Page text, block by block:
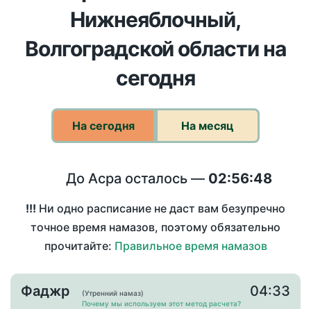
Нижнеяблочный,
Волгоградской области на
сегодня
На сегодня На месяц
До Асра осталось — 02:56:48
!!! Ни одно расписание не даст вам безупречно
точное время намазов, поэтому обязательно
прочитайте: Правильное время намазов
Фаджр
(Утренний намаз)
Почему мы используем этот метод расчета?
04:33